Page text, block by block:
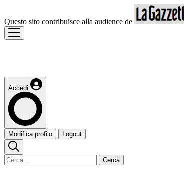
Questo sito contribuisce alla audience de
Accedi
Modifica profilo Logout
Cerca